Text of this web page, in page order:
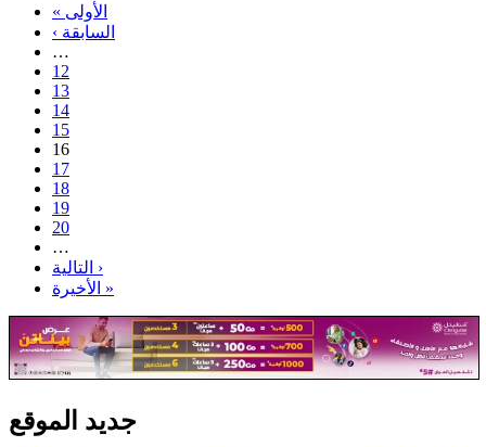
« الأولى
‹ السابقة
…
12
13
14
15
16
17
18
19
20
…
التالية ›
الأخيرة »
جديد الموقع